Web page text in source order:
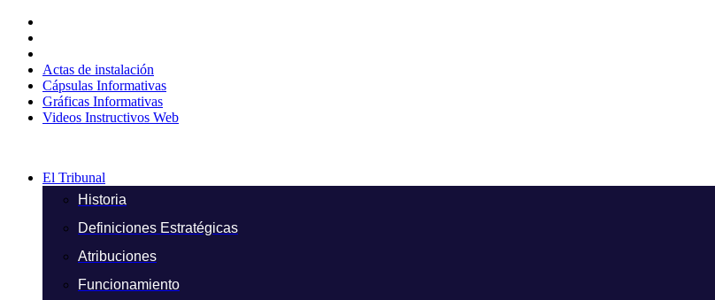
contenido
Actas de instalación
Cápsulas Informativas
Gráficas Informativas
Videos Instructivos Web
El Tribunal
Historia
Definiciones Estratégicas
Atribuciones
Funcionamiento